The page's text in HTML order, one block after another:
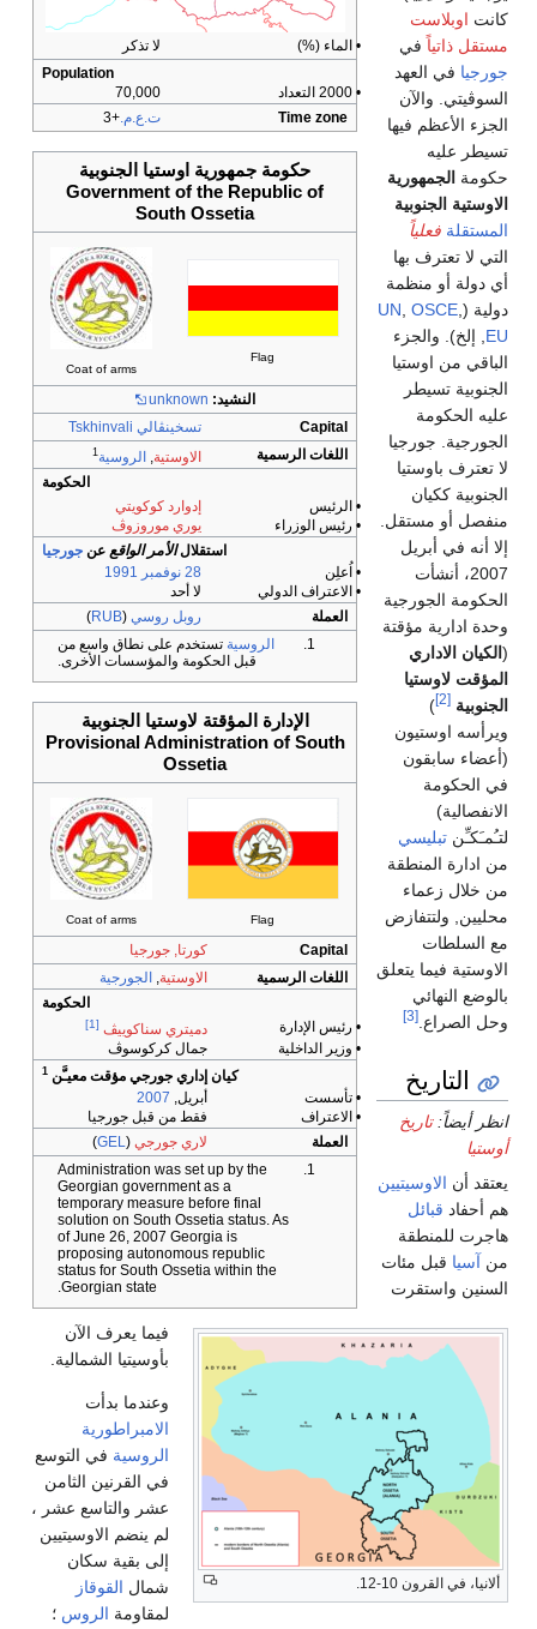
• الماء (%)
Time zone
حكومة جمهورية اوستيا الجنوبية
Government of the Republic of
South Ossetia
unknown
اللغات الرسمية
الاوستية الروسية1
• الرئيس
إدوارد كوكويتي
• رئيس الوزراء
يوري موروزوڤ
الأمر الواقععنجورجيا
• اُعلِن
1991
• الاعتراف الدولي
لا أحد
(
RUB
)
الروسية
تستخدم على نطاق واسع من
قبل الحكومة والمؤسسات الأخرى.
الإدارة المؤقتة لاوستيا الجنوبية
Provisional Administration of South
كورتا, جورجيا
اللغات الرسمية
الاوستية
الجورجية
• رئيس الإدارة
دميتري سناكوييڤ
• وزير الداخلية
جمال كركوسوڤ
كيان إداري جورجي مؤقت معيـَّن 1
• تأسست
• الاعتراف
فقط من قبل جورجيا
(
GEL
)
Administration was set up by the
Georgian government as a
temporary measure before final
solution on South Ossetia status. As
of June 26, 2007 Georgia is
proposing autonomous republic
status for South Ossetia within the
Georgian state.
في
في العهد
والآن
فيها
الجمهورية
الجنوبية
فعلياً
تعترف بها
أو منظمة
UN ,OSCE
والجزء
من اوستيا
تسيطر
جورجيا
باوستيا
ككيان
أو مستقل.
في أبريل
أنشأت
الجورجية
مؤقتة
الاداري
لاوستيا
)
اوستيون
سابقون
تبليسي
المنطقة
زعماء
ولتتفازض
فيما يتعلق
تاريخ
القرون 10-12.
الاوسيتيين
قبائل
للمنطقة
قبل مئات
واستقرت
فيما يعرف الآن
بأوسيتيا الشمالية.
وعندما بدأت
الامبراطورية
الروسية
في التوسع
في القرنين الثامن
عشر والتاسع عشر ،
لم ينضم الاوسيتيين
إلى بقية سكان
شمال
القوقاز
الروس؛